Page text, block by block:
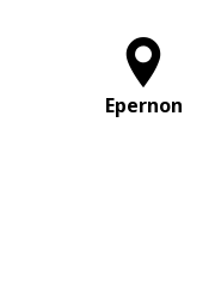
Epernon